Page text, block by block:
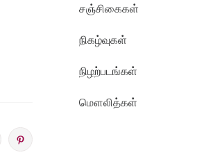
சஞ்சிகைகள்
நிகழ்வுகள்
நிழற்படங்கள்
மௌலித்கள்